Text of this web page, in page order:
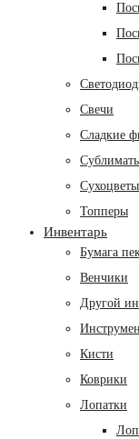
Свечи
Сладкие
Сухоцветы
Топперы
Инвентарь
Бумага
Венчики
Другой
Кисти
Коврики
Лопатки